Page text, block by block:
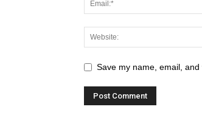
Save my name, email,